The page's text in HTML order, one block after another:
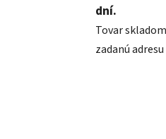
dní.
Tovar
zadanú